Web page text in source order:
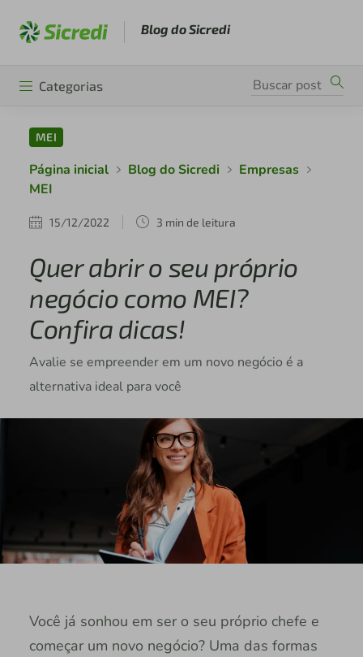
Blog do Sicredi
Categorias
MEI
Página inicial Blog do Sicredi
Empresas
MEI
15/12/2022 3 min de leitura
Quer abrir o seu próprio
negócio como MEI?
Confira dicas!
Avalie se empreender em um novo negócio é a
alternativa ideal para você
Você já sonhou em ser o seu próprio chefe e
começar um novo negócio? Uma das formas